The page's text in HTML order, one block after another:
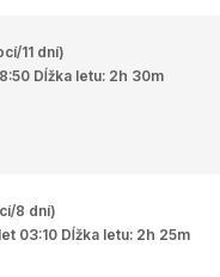
11 dní)
Dĺžka letu: 2h 30m
8 dní)
03:10 Dĺžka letu: 2h 25m